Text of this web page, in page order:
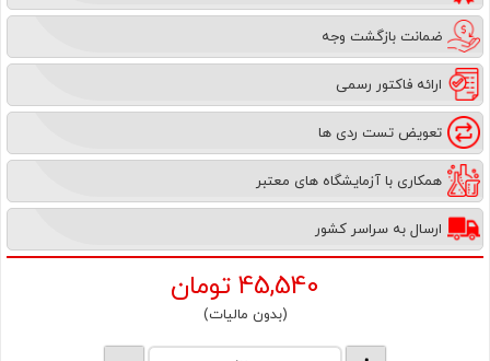
ضمانت بازگشت وجه
ارائه فاکتور رسمی
تعویض تست ردی ها
همکاری با آزمایشگاه های معتبر
ارسال به سراسر کشور
45,540 تومان
(بدون مالیات)